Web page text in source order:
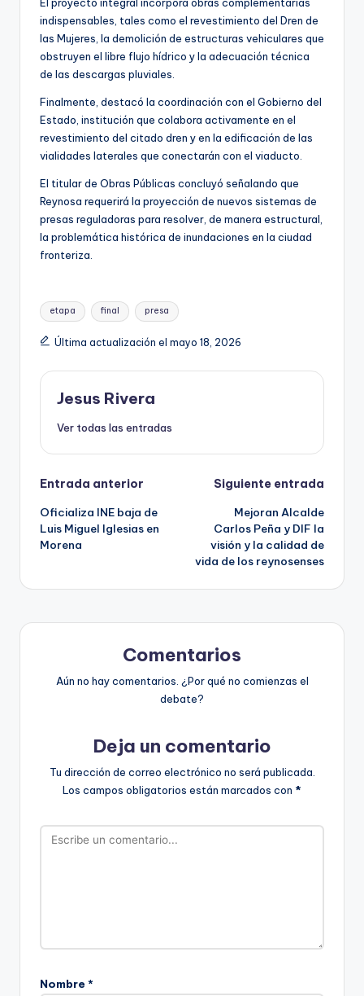
indispensables, tales como el revestimiento del Dren de
las Mujeres, la demolición de estructuras vehiculares que
obstruyen el libre flujo hídrico y la adecuación técnica
de las descargas pluviales.
Finalmente, destacó la coordinación con el Gobierno del
Estado, institución que colabora activamente en el
revestimiento del citado dren y en la edificación de las
vialidades laterales que conectarán con el viaducto.
El titular de Obras Públicas concluyó señalando que
Reynosa requerirá la proyección de nuevos sistemas de
presas reguladoras para resolver, de manera estructural,
la problemática histórica de inundaciones en la ciudad
fronteriza.
Etiquetas:
etapa final presa
Última actualización el mayo 18, 2026
Jesus Rivera
Ver todas las entradas
Navegación
de
entradas
Entrada anterior
Oficializa INE baja de
Luis Miguel Iglesias en
Morena
Siguiente entrada
Mejoran Alcalde
Carlos Peña y DIF la
visión y la calidad de
vida de los reynosenses
Comentarios
Aún no hay comentarios. ¿Por qué no comienzas el
debate?
Deja un comentario
Tu dirección de correo electrónico no será publicada.
Los campos obligatorios están marcados con *
Nombre *